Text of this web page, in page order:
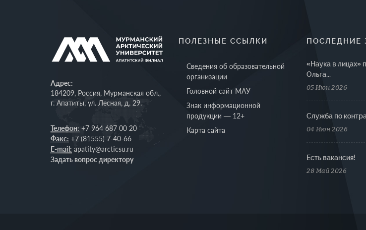
Адрес:
184209, Россия, Мурманская обл.,
г. Апатиты, ул. Лесная, д. 29.
Телефон: +7 964 687 00 20
Факс: +7 (81555) 7-40-66
E-mail: apatity@arcticsu.ru
Задать вопрос директору
ПОЛЕЗНЫЕ ССЫЛКИ
Сведения об образовательной
организации
Головной сайт МАУ
Знак информационной
продукции — 12+
Карта сайта
ПОСЛЕДНИЕ
«Наука в лицах»
Ольга...
05 Июн 2026
Cлужба по
04 Июн 2026
Есть вакансия!
28 Май 2026